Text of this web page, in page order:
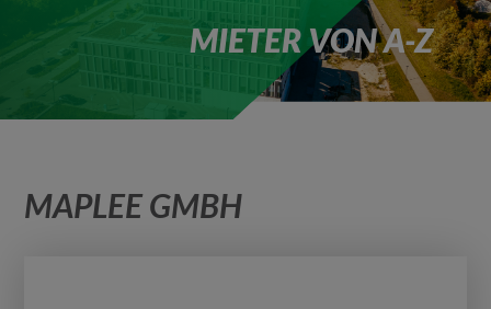
MIETER VON A-Z
MAPLEE GMBH